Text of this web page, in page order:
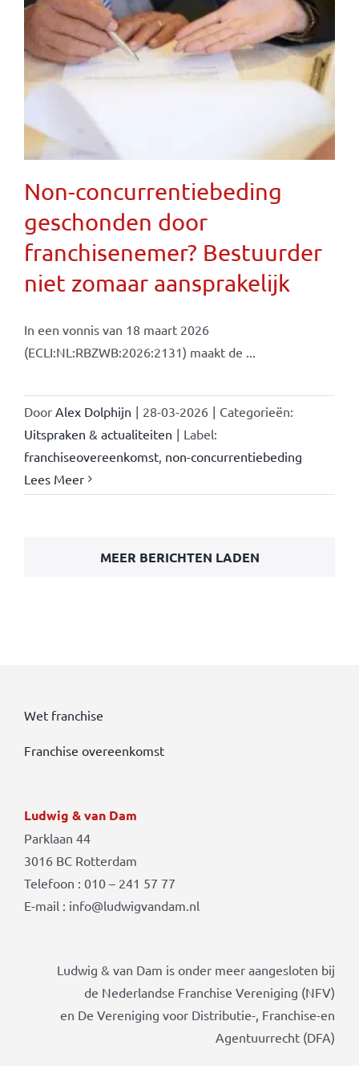
Non-concurrentiebeding
geschonden door
franchisenemer? Bestuurder
niet zomaar aansprakelijk
In een vonnis van 18 maart 2026
(ECLI:NL:RBZWB:2026:2131) maakt de ...
Door Alex Dolphijn | 28-03-2026 | Categorieën:
Uitspraken & actualiteiten | Label:
franchiseovereenkomst, non-concurrentiebeding
Lees Meer
MEER BERICHTEN LADEN
Wet franchise
Franchise overeenkomst
Ludwig & van Dam
Parklaan 44
3016 BC Rotterdam
Telefoon : 010 – 241 57 77
E-mail : info@ludwigvandam.nl
Ludwig & van Dam is onder meer aangesloten bij
de Nederlandse Franchise Vereniging (NFV)
en De Vereniging voor Distributie-, Franchise-en
Agentuurrecht (DFA)